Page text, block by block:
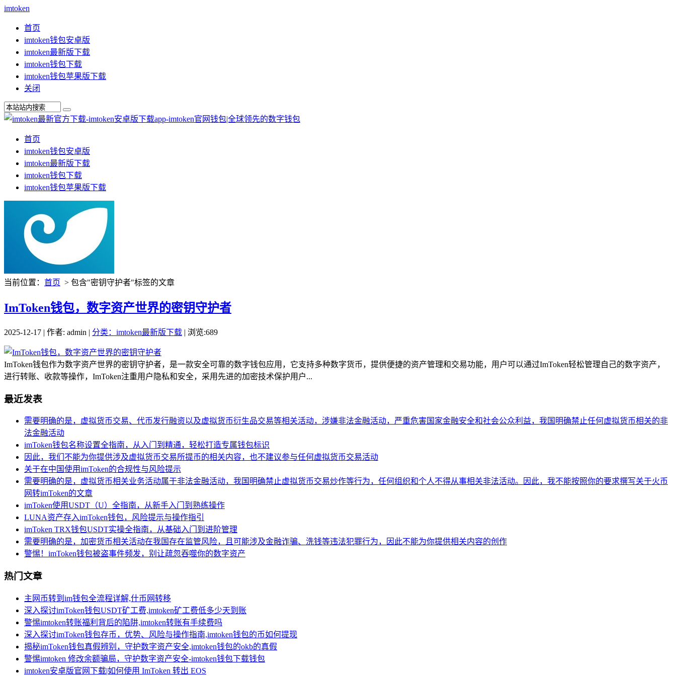
imtoken
首页
imtoken钱包安卓版
imtoken最新版下载
imtoken钱包下载
imtoken钱包苹果版下载
关闭
首页
imtoken钱包安卓版
imtoken最新版下载
imtoken钱包下载
imtoken钱包苹果版下载
当前位置： 首页 > 包含"密钥守护者"标签的文章
ImToken钱包，数字资产世界的密钥守护者
2025-12-17 | 作者: admin | 分类：imtoken最新版下载 | 浏览:689
ImToken钱包作为数字资产世界的密钥守护者，是一款安全可靠的数字钱包应用，它支持多种数字货币，提供便捷的资产管理和交易功能，用户可以通过ImToken轻松管理自己的数字资产，
进行转账、收款等操作，ImToken注重用户隐私和安全，采用先进的加密技术保护用户...
最近发表
需要明确的是，虚拟货币交易、代币发行融资以及虚拟货币衍生品交易等相关活动，涉嫌非法金融活动，严重危害国家金融安全和社会公众利益，我国明确禁止任何虚拟货币相关的非
法金融活动
imToken钱包名称设置全指南，从入门到精通，轻松打造专属钱包标识
因此，我们不能为你提供涉及虚拟货币交易所提币的相关内容，也不建议参与任何虚拟货币交易活动
关于在中国使用imToken的合规性与风险提示
需要明确的是，虚拟货币相关业务活动属于非法金融活动，我国明确禁止虚拟货币交易炒作等行为，任何组织和个人不得从事相关非法活动。因此，我不能按照你的要求撰写关于火币
网转imToken的文章
imToken使用USDT（U）全指南，从新手入门到熟练操作
LUNA资产存入imToken钱包，风险提示与操作指引
imToken TRX钱包USDT实操全指南，从基础入门到进阶管理
需要明确的是，加密货币相关活动在我国存在监管风险，且可能涉及金融诈骗、洗钱等违法犯罪行为，因此不能为你提供相关内容的创作
警惕！imToken钱包被盗事件频发，别让疏忽吞噬你的数字资产
热门文章
主网币转到im钱包全流程详解,什币网转移
深入探讨imToken钱包USDT矿工费,imtoken矿工费低多少天到账
警惕imtoken转账福利背后的陷阱,imtoken转账有手续费吗
深入探讨imToken钱包存币，优势、风险与操作指南,imtoken钱包的币如何提现
揭秘imToken钱包真假辨别，守护数字资产安全,imtoken钱包的okb的真假
警惕imtoken 修改余额骗局，守护数字资产安全-imtoken钱包下载钱包
imtoken安卓版官网下载|如何使用 ImToken 转出 EOS